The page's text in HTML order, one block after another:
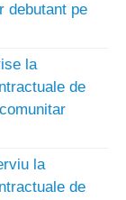
debutant pe
la
de
la
de